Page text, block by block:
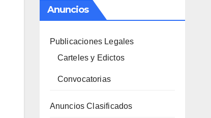
Anuncios
Publicaciones Legales
Carteles y Edictos
Convocatorias
Anuncios Clasificados